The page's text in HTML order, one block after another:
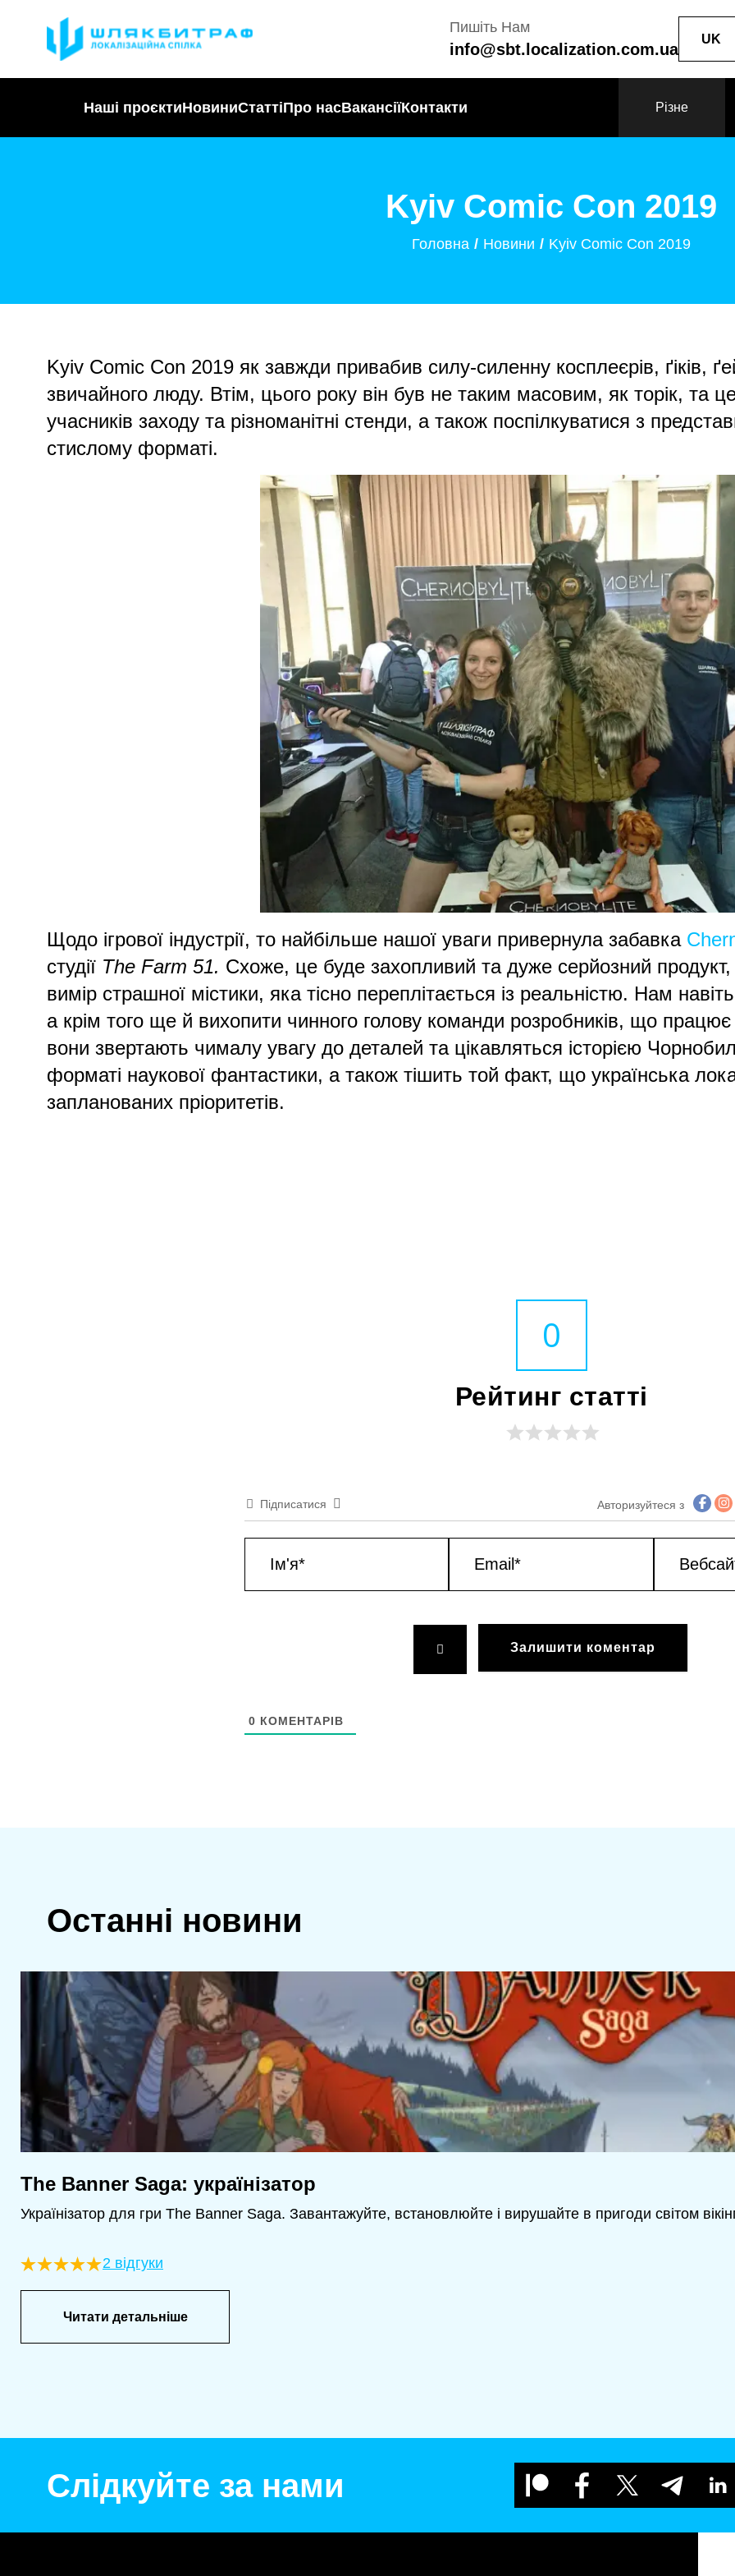
Пишіть Нам
info@sbt.localization.com.ua
UK
Наші проєктиНовиниСтаттіПро насВакансіїКонтакти Різне
Kyiv Comic Con 2019
Головна Новини Kyiv Comic Con 2019
Kyiv Comic Con 2019 як завжди привабив силу-силенну косплеєрів, ґіків,
звичайного люду. Втім, цього року він був не таким масовим, як торік, та
учасників заходу та різноманітні стенди, а також поспілкуватися з
стислому форматі.
Щодо ігрової індустрії, то найбільше нашої уваги привернула забавка
студії The Farm 51. Схоже, це буде захопливий та дуже серйозний продукт,
вимір страшної містики, яка тісно переплітається із реальністю. Нам
а крім того ще й вихопити чинного голову команди розробників, що
вони звертають чималу увагу до деталей та цікавляться історією
форматі наукової фантастики, а також тішить той факт, що українська
запланованих пріоритетів.
0
Рейтинг статті
Підписатися Авторизуйтеся з
Ім'я* Email* Вебсайт
0 КОМЕНТАРІВ
Останні новини
The Banner Saga: українізатор
Українізатор для гри The Banner Saga. Завантажуйте, встановлюйте і вирушайте в пригоди світом
2 відгуки
Читати детальніше
Слідкуйте за нами